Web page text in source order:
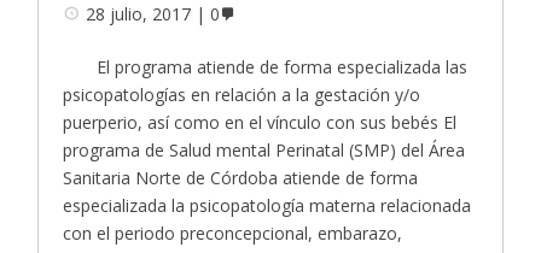
28 julio, 2017
0
El programa atiende de forma especializada las
psicopatologías en relación a la gestación y/o
puerperio, así como en el vínculo con sus bebés El
programa de Salud mental Perinatal (SMP) del Área
Sanitaria Norte de Córdoba atiende de forma
especializada la psicopatología materna relacionada
con el periodo preconcepcional, embarazo,